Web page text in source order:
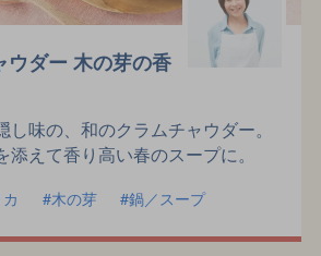
ウダー 木の芽の香
味の、和のクラムチャウダー。
えて香り高い春のスープに。
木の芽 鍋／スープ